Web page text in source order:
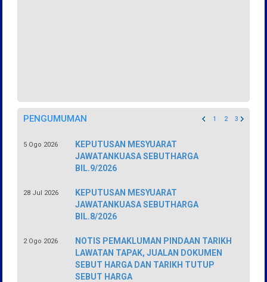
PENGUMUMAN 1 2 3
5 Ogo 2026
KEPUTUSAN MESYUARAT
JAWATANKUASA SEBUTHARGA
BIL.9/2026
28 Jul 2026
KEPUTUSAN MESYUARAT
JAWATANKUASA SEBUTHARGA
BIL.8/2026
2 Ogo 2026
NOTIS PEMAKLUMAN PINDAAN TARIKH
LAWATAN TAPAK, JUALAN DOKUMEN
SEBUT HARGA DAN TARIKH TUTUP
SEBUT HARGA